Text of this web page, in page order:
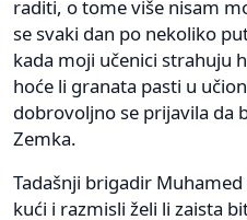
raditi, o tome više nisam
se svaki dan po nekoliko
kada moji učenici strahuju
hoće li granata pasti u
dobrovoljno se prijavila da
Zemka.
Tadašnji brigadir
kući i razmisli želi li zaista